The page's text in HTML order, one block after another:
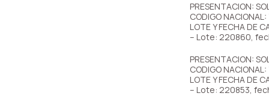
PRESENTACION:
CODIGO
LOTE Y FECHA DE
– Lote: 220860,
PRESENTACION:
CODIGO
LOTE Y FECHA DE
– Lote: 220853,